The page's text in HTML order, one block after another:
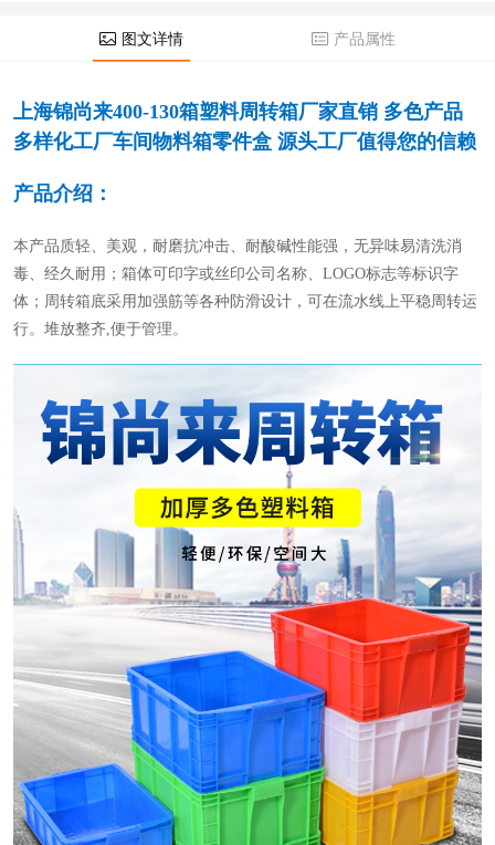
图文详情 产品属性
上海锦尚来400-130箱塑料周转箱厂家直销 多色产品
多样化工厂车间物料箱零件盒 源头工厂值得您的信赖
产品介绍：
本产品质轻、美观，耐磨抗冲击、耐酸碱性能强，无异味易清洗消
毒、经久耐用；箱体可印字或丝印公司名称、 LOGO标志等标识字
体；周转箱底采用加强筋等各种防滑设计，可在流水线上平稳周转运
行。堆放整齐,便于管理。